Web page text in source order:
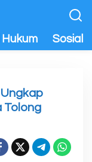
Hukum Sosial
Tolong